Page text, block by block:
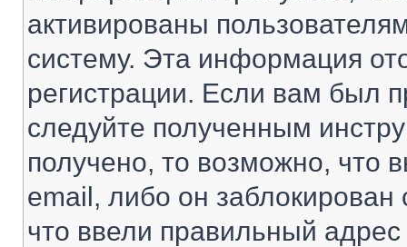
активированы
систему. Эта информация
регистрации. Если вам был
следуйте полученным
получено, то возможно, что
email, либо он
что ввели правильный адрес